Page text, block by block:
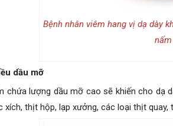
Bệnh nhân viêm hang vị dạ dày
dầu mỡ
chứa lượng dầu mỡ cao sẽ khiến cho dạ
xích, thịt hộp, lạp xưởng, các loại thịt quay,